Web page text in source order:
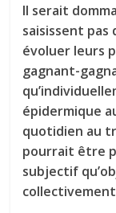
Il serait
saisissent
évoluer leurs
gagnant-
épidermique
quotidien au
pourrait être
subjectif
collectivement